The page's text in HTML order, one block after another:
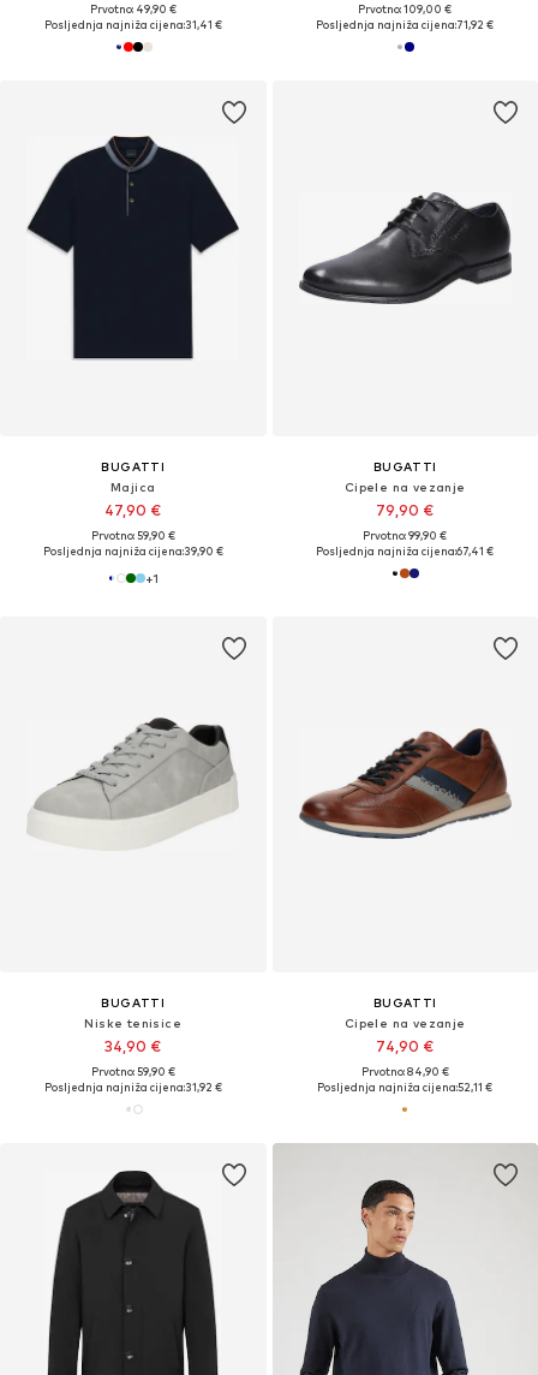
Prvotno: 49,90 €
Posljednja najniža cijena:31,41 €
Prvotno: 109,00 €
Posljednja najniža cijena:71,92 €
BUGATTI
Majica
47,90 €
Prvotno: 59,90 €
Posljednja najniža cijena:39,90 €
+1
BUGATTI
Cipele na vezanje
79,90 €
Prvotno: 99,90 €
Posljednja najniža cijena:67,41 €
BUGATTI
Niske tenisice
34,90 €
Prvotno: 59,90 €
Posljednja najniža cijena:31,92 €
BUGATTI
Cipele na vezanje
74,90 €
Prvotno: 84,90 €
Posljednja najniža cijena:52,11 €